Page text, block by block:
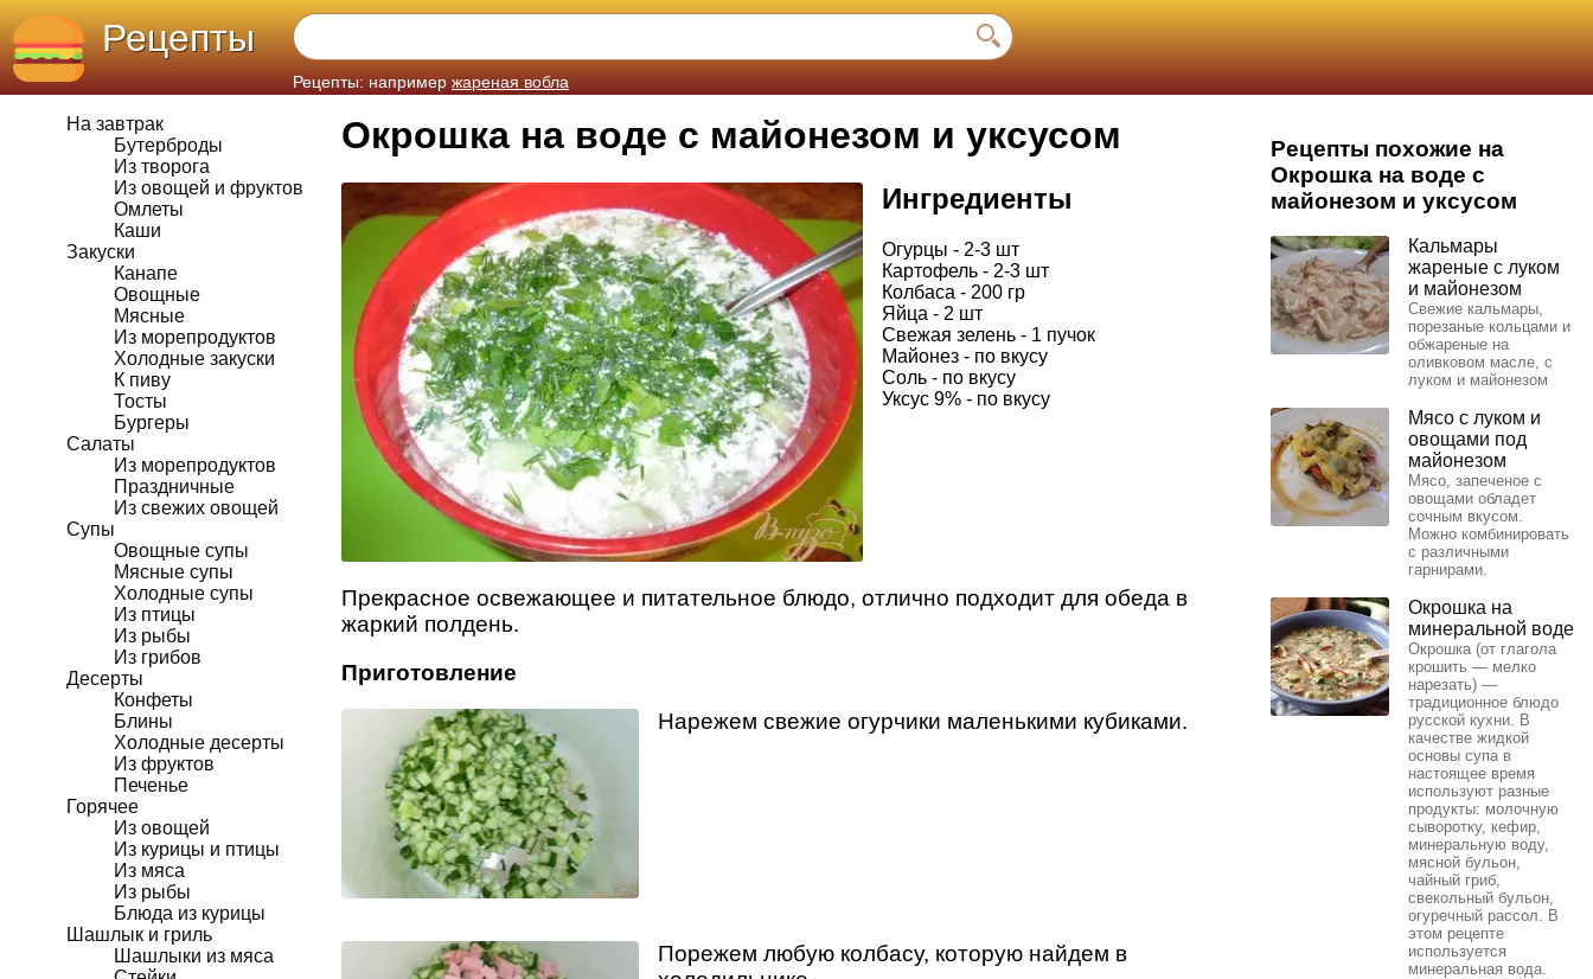
Рецепты
Рецепты: например жареная вобла
На завтрак
Бутерброды
Из творога
Из овощей и фруктов
Омлеты
Каши
Закуски
Канапе
Овощные
Мясные
Из морепродуктов
Холодные закуски
К пиву
Тосты
Бургеры
Салаты
Из морепродуктов
Праздничные
Из свежих овощей
Супы
Овощные супы
Мясные супы
Холодные супы
Из птицы
Из рыбы
Из грибов
Десерты
Конфеты
Блины
Холодные десерты
Из фруктов
Печенье
Горячее
Из овощей
Из курицы и птицы
Из мяса
Из рыбы
Блюда из курицы
Шашлык и гриль
Шашлыки из мяса
Окрошка на воде с майонезом и уксусом
Ингредиенты
Огурцы - 2-3 шт
Картофель - 2-3 шт
Колбаса - 200 гр
Яйца - 2 шт
Свежая зелень - 1 пучок
Майонез - по вкусу
Соль - по вкусу
Уксус 9% - по вкусу
Прекрасное освежающее и питательное блюдо, отлично подходит для обеда в
жаркий полдень.
Приготовление
Нарежем свежие огурчики маленькими кубиками.
Порежем любую колбасу, которую найдем в
Рецепты похожие на
Окрошка на воде с
майонезом и уксусом
Кальмары
жареные с луком
и майонезом
Свежие кальмары,
порезаные кольцами и
обжареные на
оливковом масле, с
луком и майонезом
Мясо с луком и
овощами под
майонезом
Мясо, запеченое с
овощами обладет
сочным вкусом.
Можно комбинировать
с различными
гарнирами.
Окрошка на
минеральной воде
Окрошка (от глагола
крошить — мелко
нарезать) —
традиционное блюдо
русской кухни. В
качестве жидкой
основы супа в
настоящее время
используют разные
продукты: молочную
сыворотку, кефир,
минеральную воду,
мясной бульон,
чайный гриб,
свекольный бульон,
огуречный рассол. В
этом рецепте
используется
минеральная вода.